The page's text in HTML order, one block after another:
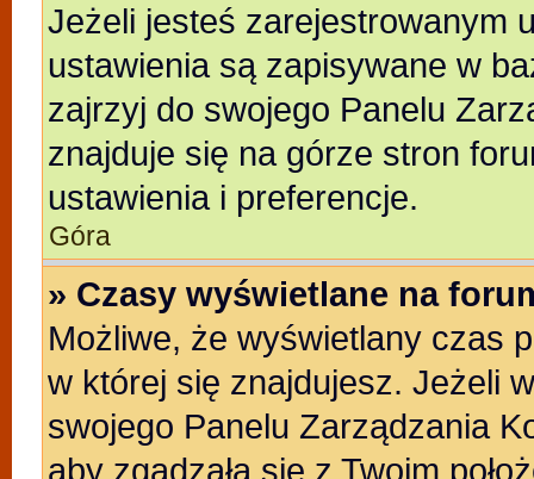
Jeżeli jesteś zarejestrowanym
ustawienia są zapisywane w
zajrzyj do swojego Panelu
znajduje się na górze stron
ustawienia i preferencje.
Góra
» Czasy wyświetlane na
Możliwe, że wyświetlany czas
w której się znajdujesz. Jeżeli
swojego Panelu Zarządzania
aby zgadzała się z Twoim